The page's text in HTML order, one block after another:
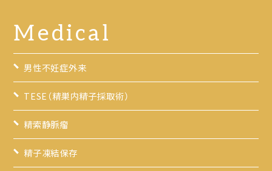
Medical
男性不妊症外来
TESE（精巣内精子採取術）
精索静脈瘤
精子凍結保存